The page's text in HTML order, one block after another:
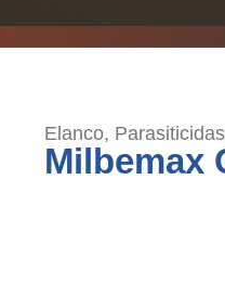
Elanco,
Milbemax